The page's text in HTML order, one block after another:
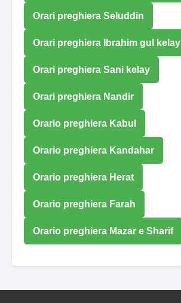
Orari preghiera Seluddin
Orari preghiera Ibrahim gul kelay
Orari preghiera Sani kelay
Orari preghiera Nandir
Orario preghiera Kabul
Orario preghiera Kandahar
Orario preghiera Herat
Orario preghiera Farah
Orario preghiera Mazar e Sharif